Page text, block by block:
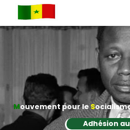
Mouvement pour leS
Adhésion au